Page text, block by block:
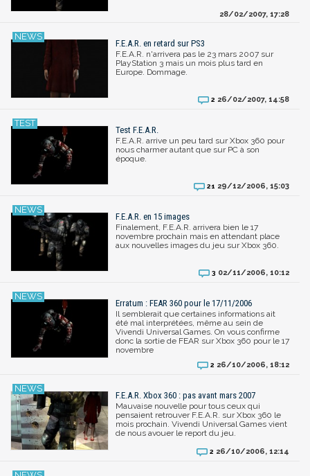
28/02/2007, 17:28
F.E.A.R. en retard sur PS3
F.E.A.R. n'arrivera pas le 23 mars 2007 sur
PlayStation 3 mais un mois plus tard en
Europe. Dommage.
2 26/02/2007, 14:58
Test F.E.A.R.
F.E.A.R. arrive un peu tard sur Xbox 360 pour
nous charmer autant que sur PC à son
époque.
21 29/12/2006, 15:03
F.E.A.R. en 15 images
Finalement, F.E.A.R. arrivera bien le 17
novembre prochain mais en attendant place
aux nouvelles images du jeu sur Xbox 360.
3 02/11/2006, 10:12
Erratum : FEAR 360 pour le 17/11/2006
Il semblerait que certaines informations ait
été mal interprétées, même au sein de
Vivendi Universal Games. On vous confirme
donc la sortie de FEAR sur Xbox 360 pour le 17
novembre
2 26/10/2006, 18:12
F.E.A.R. Xbox 360 : pas avant mars 2007
Mauvaise nouvelle pour tous ceux qui
pensaient retrouver F.E.A.R. sur Xbox 360 le
mois prochain. Vivendi Universal Games vient
de nous avouer le report du jeu.
2 26/10/2006, 12:14